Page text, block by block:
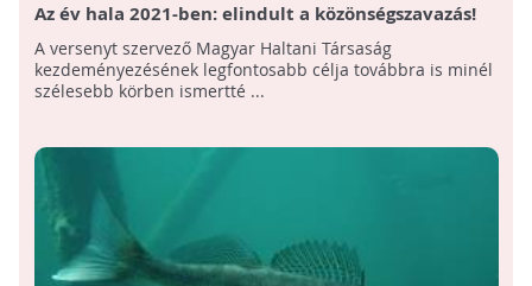
Az év hala 2021-ben: elindult a közönségszavazás!
A versenyt szervező Magyar Haltani Társaság
kezdeményezésének legfontosabb célja továbbra is minél
szélesebb körben ismertté ...